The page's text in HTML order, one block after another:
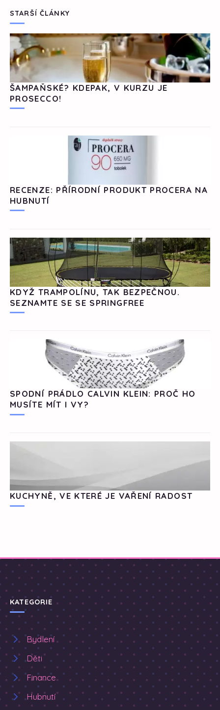
STARŠÍ ČLÁNKY
ŠAMPAŇSKÉ? KDEPAK, V KURZU JE
PROSECCO!
RECENZE: PŘÍRODNÍ PRODUKT PROCERA NA
HUBNUTÍ
KDYŽ TRAMPOLÍNU, TAK BEZPEČNOU.
SEZNAMTE SE SE SPRINGFREE
SPODNÍ PRÁDLO CALVIN KLEIN: PROČ HO
MUSÍTE MÍT I VY?
KUCHYNĚ, VE KTERÉ JE VAŘENÍ RADOST
KATEGORIE
Bydlení
Děti
Finance
Hubnutí